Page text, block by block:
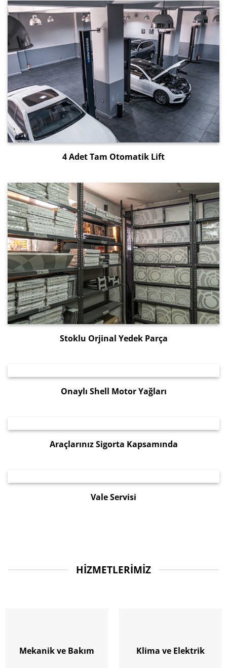
4 Adet Tam Otomatik Lift
Stoklu Orjinal Yedek Parça
Onaylı Shell Motor Yağları
Araçlarınız Sigorta Kapsamında
Vale Servisi
HIZMETLERIMIZ
Mekanik ve Bakım Klima ve Elektrik